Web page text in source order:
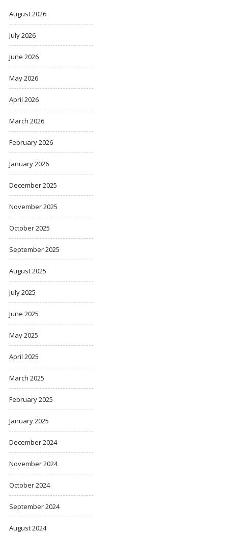
August 2026
July 2026
June 2026
May 2026
April 2026
March 2026
February 2026
January 2026
December 2025
November 2025
October 2025
September 2025
August 2025
July 2025
June 2025
May 2025
April 2025
March 2025
February 2025
January 2025
December 2024
November 2024
October 2024
September 2024
August 2024